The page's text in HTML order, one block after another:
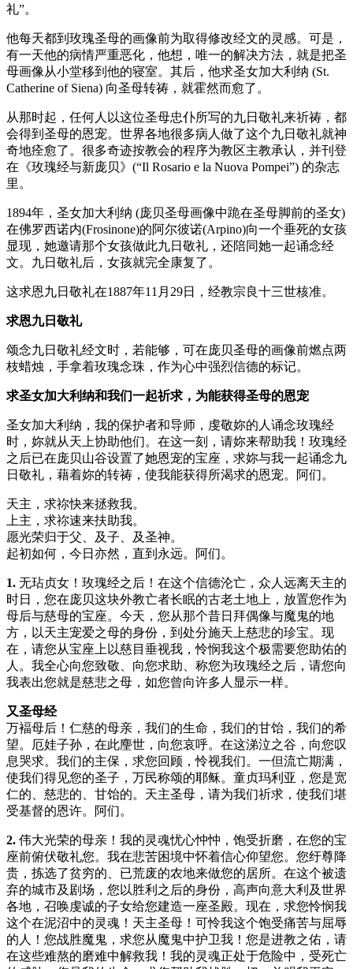
礼”。
他每天都到玫瑰圣母的画像前为取得修改经文的灵感。可是，
有一天他的病情严重恶化，他想，唯一的解决方法，就是把圣
母画像从小堂移到他的寝室。其后，他求圣女加大利纳 (St.
Catherine of Siena) 向圣母转祷，就霍然而愈了。
从那时起，任何人以这位圣母忠仆所写的九日敬礼来祈祷，都
会得到圣母的恩宠。世界各地很多病人做了这个九日敬礼就神
奇地痊愈了。很多奇迹按教会的程序为教区主教承认，并刊登
在《玫瑰经与新庞贝》(“Il Rosario e la Nuova Pompei”) 的杂志
里。
1894年，圣女加大利纳 (庞贝圣母画像中跪在圣母脚前的圣女)
在佛罗西诺内(Frosinone)的阿尔彼诺(Arpino)向一个垂死的女孩
显现，她邀请那个女孩做此九日敬礼，还陪同她一起诵念经
文。九日敬礼后，女孩就完全康复了。
这求恩九日敬礼在1887年11月29日，经教宗良十三世核准。
求恩九日 敬礼
颂念九日敬礼经文时，若能够，可在庞贝圣母的画像前燃点两
枝蜡烛，手拿着玫瑰念珠，作为心中强烈信德的标记。
求圣女加大利纳和我们一起祈求，为能获得圣母的恩宠
圣女加大利纳，我的保护者和导师，虔敬妳的人诵念玫瑰经
时，妳就从天上协助他们。在这一刻，请妳来帮助我！玫瑰经
之后已在庞贝山谷设置了她恩宠的宝座，求妳与我一起诵念九
日敬礼，藉着妳的转祷，使我能获得所渴求的恩宠。阿们。
天主，求祢快来拯救我。
上主，求祢速来扶助我。
愿光荣归于父、及子、及圣神。
起初如何，今日亦然，直到永远。阿们。
1. 无玷贞女！玫瑰经之后！在这个信德沦亡，众人远离天主的
时日，您在庞贝这块外教亡者长眠的古老土地上，放置您作为
母后与慈母的宝座。今天，您从那个昔日拜偶像与魔鬼的地
方，以天主宠爱之母的身份，到处分施天上慈悲的珍宝。现
在，请您从宝座上以慈目垂视我，怜悯我这个极需要您助佑的
人。我全心向您致敬、向您求助、称您为玫瑰经之后，请您向
我表出您就是慈悲之母，如您曾向许多人显示一样。
又圣母经
万褔母后！仁慈的母亲，我们的生命，我们的甘饴，我们的希
望。厄娃子孙，在此麈世，向您哀呼。在这涕泣之谷，向您叹
息哭求。我们的主保，求您回顾，怜视我们。一但流亡期满，
使我们得见您的圣子，万民称颂的耶稣。童贞玛利亚，您是宽
仁的、慈悲的、甘饴的。天主圣母，请为我们祈求，使我们堪
受基督的恩许。阿们。
2. 伟大光荣的母亲！我的灵魂忧心忡忡，饱受折磨，在您的宝
座前俯伏敬礼您。我在悲苦困境中怀着信心仰望您。您纡尊降
贵，拣选了贫穷的、已荒废的农地来做您的居所。在这个被遗
弃的城市及剧场，您以胜利之后的身份，高声向意大利及世界
各地，召唤虔诚的子女给您建造一座圣殿。现在，求您怜悯我
这个在泥沼中的灵魂！天主圣母！可怜我这个饱受痛苦与屈辱
的人！您战胜魔鬼，求您从魔鬼中护卫我！您是进教之佑，请
在这些难熬的磨难中解救我！我的灵魂正处于危险中，受死亡